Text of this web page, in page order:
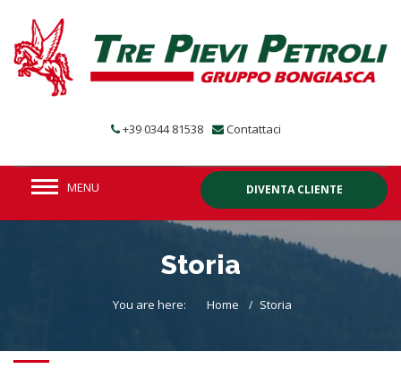
+39 0344 81538 Contattaci
MENU DIVENTA CLIENTE
Storia
You are here: Home Storia